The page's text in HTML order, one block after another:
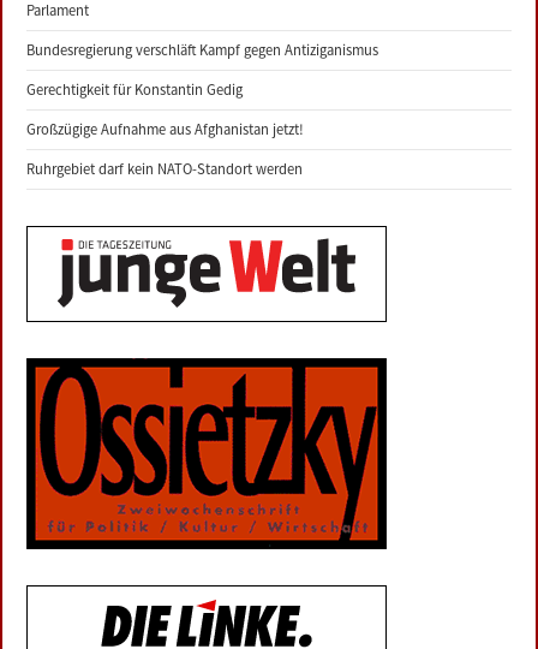
Parlament
Bundesregierung verschläft Kampf gegen Antiziganismus
Gerechtigkeit für Konstantin Gedig
Großzügige Aufnahme aus Afghanistan jetzt!
Ruhrgebiet darf kein NATO-Standort werden